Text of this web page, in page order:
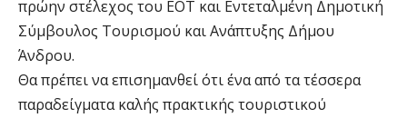
πρώην στέλεχος του ΕΟΤ και Εντεταλμένη Δημοτική
Σύμβουλος Τουρισμού και Ανάπτυξης Δήμου
Άνδρου.
Θα πρέπει να επισημανθεί ότι ένα από τα τέσσερα
παραδείγματα καλής πρακτικής τουριστικού